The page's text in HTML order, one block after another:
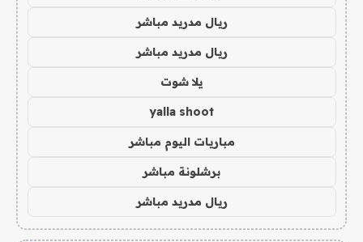
ريال مدريد مباشر
ريال مدريد مباشر
يلا شوت
yalla shoot
مباريات اليوم مباشر
برشلونة مباشر
ريال مدريد مباشر